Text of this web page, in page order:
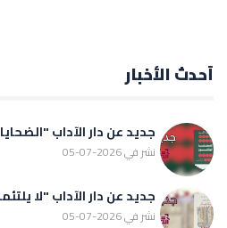
أحدث الأخبار
جديد عن دار الآداب
نشر في 2026-07-05
جديد عن دار الآداب "لا
نشر في 2026-07-05